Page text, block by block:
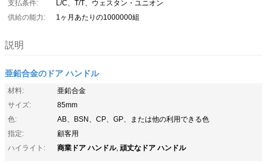
支払条件:
L/C、T/T、ウェスタン・ユニオン
供給の能力:
1ヶ月あたりの1000000組
説明
亜鉛合金のドア ハンドル
材料:
亜鉛合金
サイズ:
85mm
色:
AB、BSN、CP、GP、または他の利用できる色
指定:
顧客用
ハイライト:
商業ドア ハンドル, 頑丈なドア ハンドル